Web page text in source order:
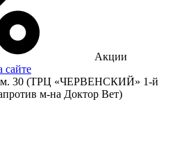
Акции
сайте
30 (ТРЦ «ЧЕРВЕНСКИЙ» 1-й
м-на Доктор Вет)